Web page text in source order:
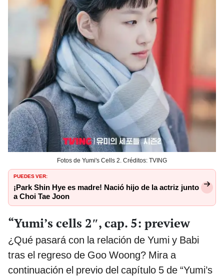
Fotos de Yumi's Cells 2. Créditos: TVING
PUEDES VER:
¡Park Shin Hye es madre! Nació hijo de la actriz junto
a Choi Tae Joon
“Yumi’s cells 2″, cap. 5: preview
¿Qué pasará con la relación de Yumi y Babi
tras el regreso de Goo Woong? Mira a
continuación el previo del capítulo 5 de “Yumi’s